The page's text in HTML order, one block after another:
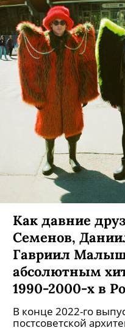
Как давние
Семенов,
Гавриил
абсолютным
1990-2000-х в
В конце 2022-го
постсоветской